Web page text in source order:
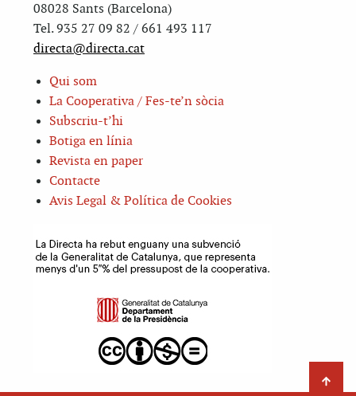
08028 Sants (Barcelona)
Tel. 935 27 09 82 / 661 493 117
directa@directa.cat
Qui som
La Cooperativa / Fes-te’n sòcia
Subscriu-t’hi
Botiga en línia
Revista en paper
Contacte
Avis Legal & Política de Cookies